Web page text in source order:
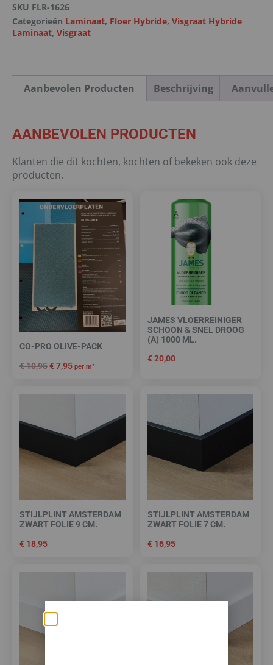
SKU FLR-1626
Categorieën Laminaat, Floer Hybride, Visgraat Hybride
Laminaat, Visgraat
Aanbevolen Producten Beschrijving
AANBEVOLEN PRODUCTEN
Klanten die dit kochten, kochten of bekeken ook deze
producten.
CO-PRO OLIVE-PACK
€10,95€7,95 per m²
JAMES VLOERREINIGER
SCHOON & SNEL DROOG
(A) 1000 ML.
€20,00
STIJLPLINT AMSTERDAM
ZWART FOLIE 9 CM.
€ 18,95
STIJLPLINT AMSTERDAM
ZWART FOLIE 7 CM.
€ 16,95